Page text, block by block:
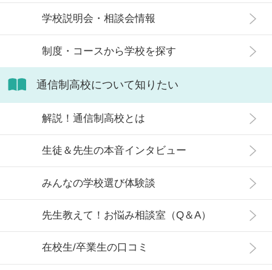
信制高校にはどのような生徒が通っ
ているかや、通信制高校に向いてい
ます。
学校説明会・相談会情報
制度・コースから学校を探す
通信制高校について知りたい
解説！通信制高校とは
生徒＆先生の本音インタビュー
みんなの学校選び体験談
先生教えて！お悩み相談室（Q＆A）
在校生/卒業生の口コミ